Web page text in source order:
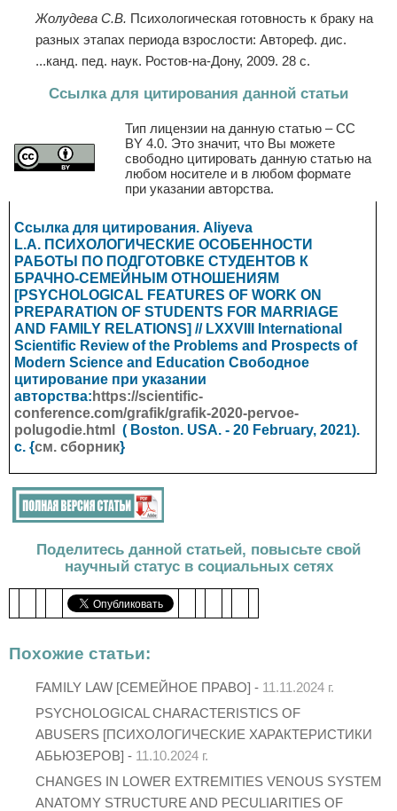
Жолудева С.В. Психологическая готовность к браку на
разных этапах периода взрослости: Автореф. дис.
...канд. пед. наук. Ростов-на-Дону, 2009. 28 с.
Ссылка для цитирования данной статьи
Тип лицензии на данную статью – CC
BY 4.0. Это значит, что Вы можете
свободно цитировать данную статью на
любом носителе и в любом формате
при указании авторства.
Ссылка для цитирования. Aliyeva
L.А. ПСИХОЛОГИЧЕСКИЕ ОСОБЕННОСТИ
РАБОТЫ ПО ПОДГОТОВКЕ СТУДЕНТОВ К
БРАЧНО-СЕМЕЙНЫМ ОТНОШЕНИЯМ
[PSYCHOLOGICAL FEATURES OF WORK ON
PREPARATION OF STUDENTS FOR MARRIAGE
AND FAMILY RELATIONS] // LXXVIII International
Scientific Review of the Problems and Prospects of
Modern Science and Education Свободное
цитирование при указании
авторства: https://scientific-
conference.com/grafik/grafik-2020-pervoe-
polugodie.html
( Boston. USA. - 20 February, 2021).
с. {см. сборник}
Поделитесь данной статьей, повысьте свой
научный статус в социальных сетях
Похожие статьи:
FAMILY LAW [СЕМЕЙНОЕ ПРАВО] - 11.11.2024 г.
PSYCHOLOGICAL CHARACTERISTICS OF
ABUSERS [ПСИХОЛОГИЧЕСКИЕ ХАРАКТЕРИСТИКИ
АБЬЮЗЕРОВ] - 11.10.2024 г.
CHANGES IN LOWER EXTREMITIES VENOUS SYSTEM
ANATOMY STRUCTURE AND PECULIARITIES OF